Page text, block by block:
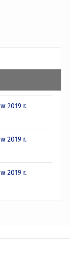
2019 r.
2019 r.
2019 r.